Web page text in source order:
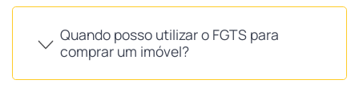
Quando posso utilizar o FGTS para
comprar um imóvel?